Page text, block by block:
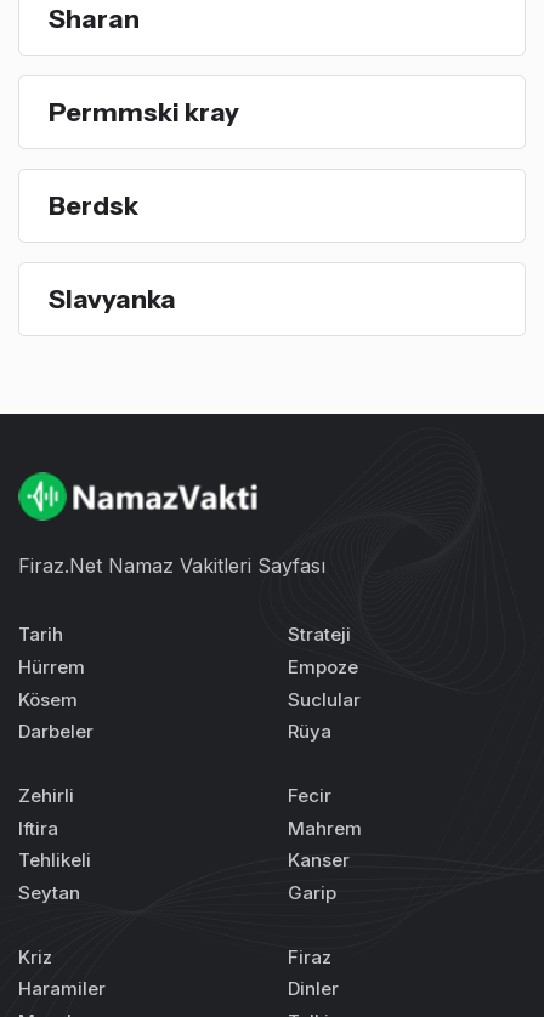
Sharan
Permmski kray
Berdsk
Slavyanka
Firaz.Net Namaz Vakitleri Sayfası
Tarih
Hürrem
Kösem
Darbeler
Strateji
Empoze
Suclular
Rüya
Zehirli
Iftira
Tehlikeli
Seytan
Fecir
Mahrem
Kanser
Garip
Kriz
Haramiler
Firaz
Dinler